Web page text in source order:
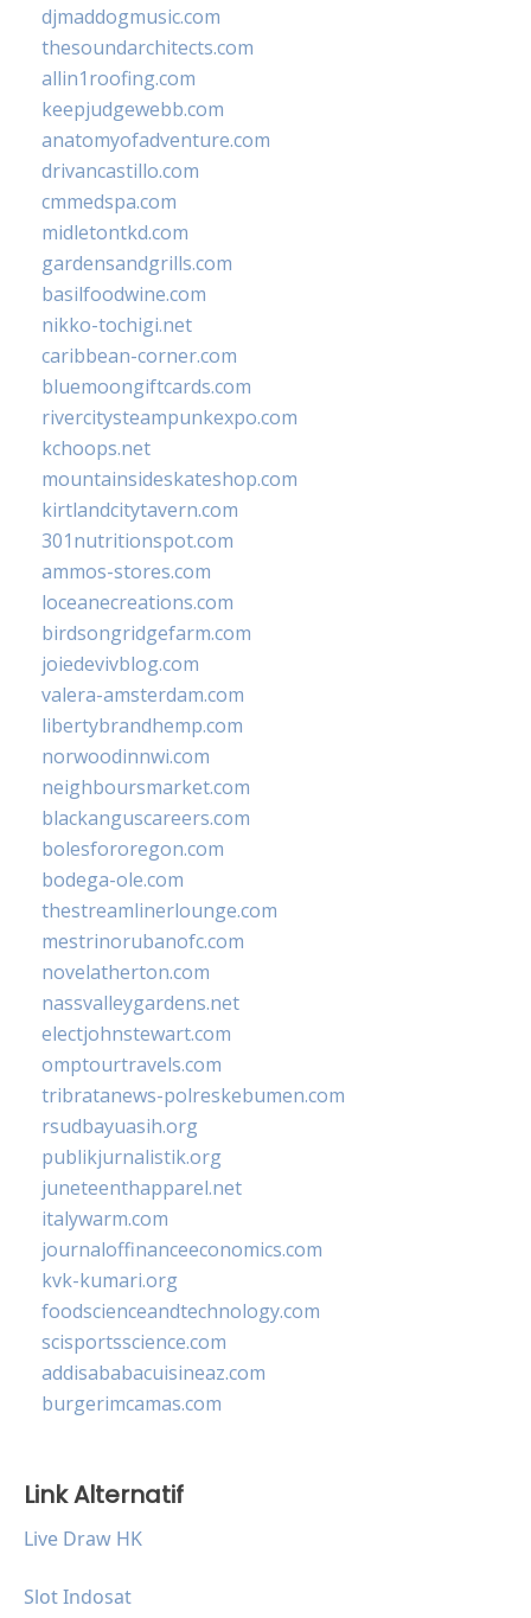
djmaddogmusic.com
thesoundarchitects.com
allin1roofing.com
keepjudgewebb.com
anatomyofadventure.com
drivancastillo.com
cmmedspa.com
midletontkd.com
gardensandgrills.com
basilfoodwine.com
nikko-tochigi.net
caribbean-corner.com
bluemoongiftcards.com
rivercitysteampunkexpo.com
kchoops.net
mountainsideskateshop.com
kirtlandcitytavern.com
301nutritionspot.com
ammos-stores.com
loceanecreations.com
birdsongridgefarm.com
joiedevivblog.com
valera-amsterdam.com
libertybrandhemp.com
norwoodinnwi.com
neighboursmarket.com
blackanguscareers.com
bolesfororegon.com
bodega-ole.com
thestreamlinerlounge.com
mestrinorubanofc.com
novelatherton.com
nassvalleygardens.net
electjohnstewart.com
omptourtravels.com
tribratanews-polreskebumen.com
rsudbayuasih.org
publikjurnalistik.org
juneteenthapparel.net
italywarm.com
journaloffinanceeconomics.com
kvk-kumari.org
foodscienceandtechnology.com
scisportsscience.com
addisababacuisineaz.com
burgerimcamas.com
Link Alternatif
Live Draw HK
Slot Indosat